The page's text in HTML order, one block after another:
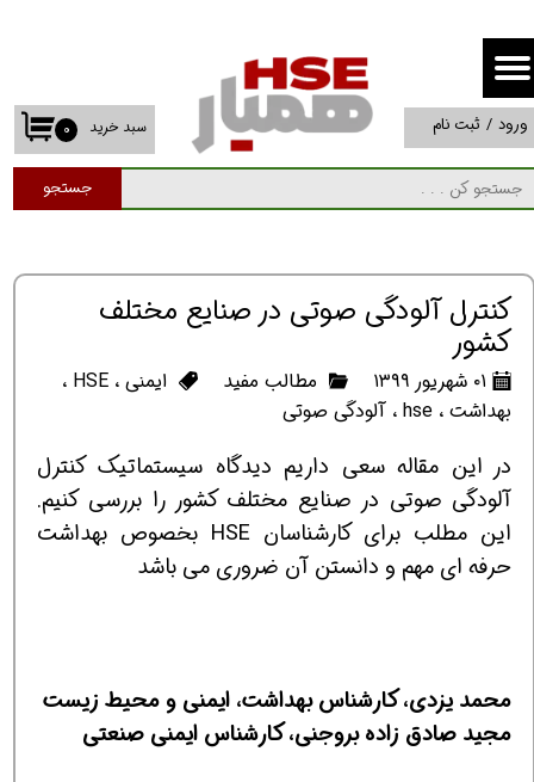
جستجو
۰ سبد خرید ورود / ثبت نام
حساب کاربری من
تغییر گذر واژه
سفارشات
کنترل آلودگی صوتی در صنایع مختلف
کشور
۰۱ شهریور ۱۳۹۹ مطالب مفید ایمنی، HSE ،
بهداشت، hse، آلودگی صوتی
در این مقاله سعی داریم دیدگاه سیستماتیک کنترل
آلودگی صوتی در صنایع مختلف کشور را بررسی کنیم.
این مطلب برای کارشناسان HSE بخصوص بهداشت
حرفه ای مهم و دانستن آن ضروری می باشد
محمد یزدی، کارشناس بهداشت، ایمنی و محیط زیست
مجید صادق زادهبروجنی، کارشناس ایمنی صنعتی